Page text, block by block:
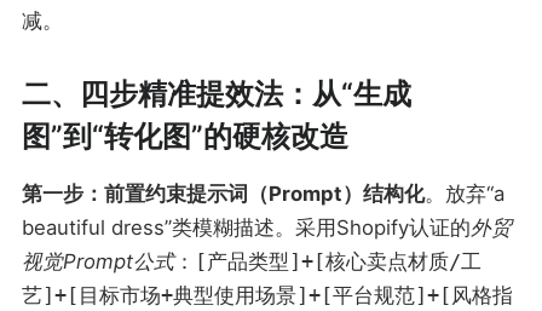
减。
二、四步精准提效法：从“生成
图”到“转化图”的硬核改造
第一步：前置约束提示词（Prompt）结构化。放弃“a
beautiful dress”类模糊描述。采用Shopify认证的外贸
视觉Prompt公式： [产品类型]+[核心卖点材质/工
艺]+[目标市场+典型使用场景]+[平台规范]+[风格指